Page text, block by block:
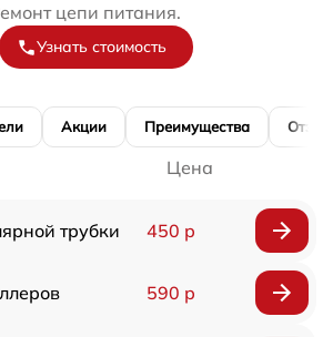
цепи питания.
Узнать стоимость
Акции Преимущества
Цена
трубки 450 р
590 р